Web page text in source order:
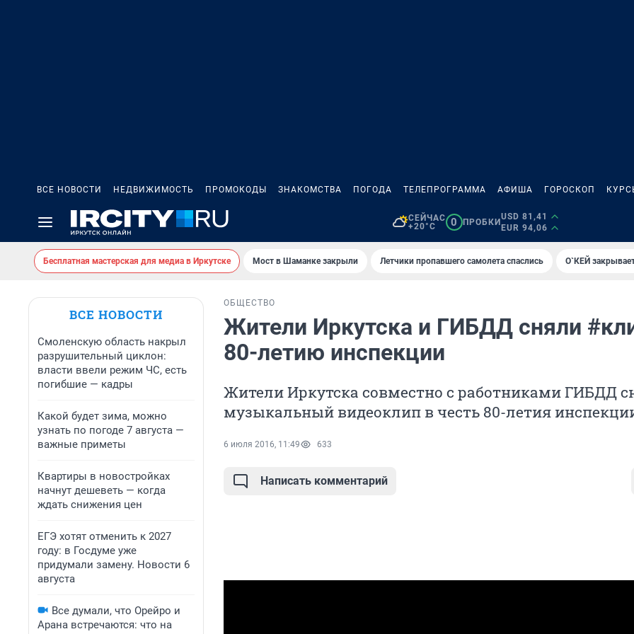
ВСЕ НОВОСТИ НЕДВИЖИМОСТЬ ПРОМОКОДЫ ЗНАКОМСТВА ПОГОДА ТЕЛЕПРОГРАММА АФИША ГОРОСКОП
СЕЙЧАС
+20°C
0 ПРОБКИ
USD 81,41
EUR 94,06
Бесплатная мастерская для медиа в Иркутске Мост в Шаманке закрыли Летчики пропавшего самолета спаслись О`КЕЙ
ВСЕ НОВОСТИ
Смоленскую область накрыл
разрушительный циклон:
власти ввели режим ЧС, есть
погибшие — кадры
Какой будет зима, можно
узнать по погоде 7 августа —
важные приметы
Квартиры в новостройках
начнут дешеветь — когда
ждать снижения цен
ЕГЭ хотят отменить к 2027
году: в Госдуме уже
придумали замену. Новости 6
августа
Все думали, что Орейро и
Арана встречаются: что на
ОБЩЕСТВО
Жители Иркутска и ГИБДД сняли
80-летию инспекции
Жители Иркутска совместно с работниками ГИБДД
музыкальный видеоклип в честь 80-летия
6 июля 2016, 11:49 633
Написать комментарий